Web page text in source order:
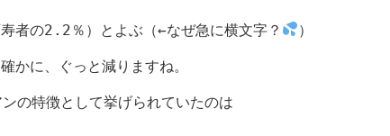
者の2.2％）とよぶ（←なぜ急に横文字？
）
かに、ぐっと減りますね。
の特徴として挙げられていたのは